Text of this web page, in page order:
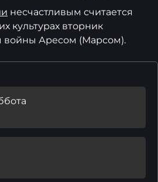
несчастливым считается
культурах вторник
войны Аресом (Марсом).